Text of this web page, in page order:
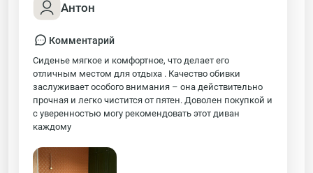
Антон
Комментарий
Сиденье мягкое и комфортное, что делает его
отличным местом для отдыха . Качество обивки
заслуживает особого внимания – она действительно
прочная и легко чистится от пятен. Доволен покупкой и
с уверенностью могу рекомендовать этот диван
каждому